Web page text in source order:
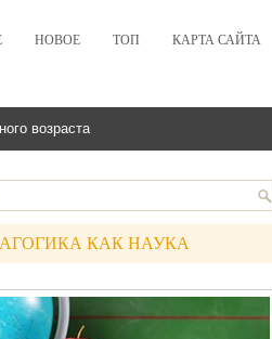
НОВОЕ ТОП КАРТА САЙТА
возраста
КАК НАУКА